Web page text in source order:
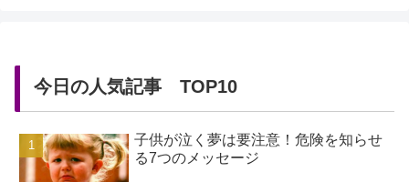
今日の人気記事 TOP10
子供が泣く夢は要注意！危険を知らせ
る7つのメッセージ